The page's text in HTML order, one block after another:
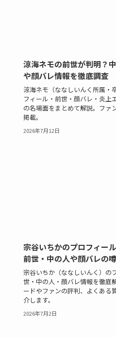
涼海ネモの前世が判明？
や顔バレ情報を徹底調査
涼海ネモ（ななしいんく所属・
フィール・前世・顔バレ・炎上
の名場面をまとめて解説。ファ
掲載。
2026年7月12日
宗谷いちかのプロフィー
前世・中の人や顔バレの
宗谷いちか（ななしいんく）の
世・中の人・顔バレ情報を徹底
ードやファンの評判、よくある
介します。
2026年7月2日